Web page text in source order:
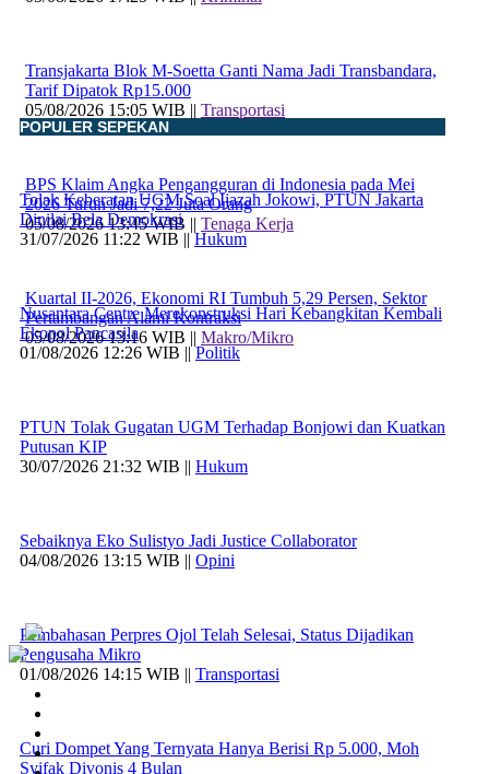
Transjakarta Blok M-Soetta Ganti Nama Jadi Transbandara,
Tarif Dipatok Rp15.000
05/08/2026 15:05 WIB || Transportasi
BPS Klaim Angka Pengangguran di Indonesia pada Mei
2026 Turun Jadi 7,22 Juta Orang
05/08/2026 13:45 WIB || Tenaga Kerja
Kuartal II-2026, Ekonomi RI Tumbuh 5,29 Persen, Sektor
Pertambangan Alami Kontraksi
05/08/2026 13:16 WIB || Makro/Mikro
POPULER SEPEKAN
Tolak Keberatan UGM Soal Ijazah Jokowi, PTUN Jakarta
Dinilai Bela Demokrasi
31/07/2026 11:22 WIB ||Hukum
Nusantara Centre Merekonstruksi Hari Kebangkitan Kembali
Ekopol Pancasila
01/08/2026 12:26 WIB ||Politik
PTUN Tolak Gugatan UGM Terhadap Bonjowi dan Kuatkan
Putusan KIP
30/07/2026 21:32 WIB || Hukum
Sebaiknya Eko Sulistyo Jadi Justice Collaborator
04/08/2026 13:15 WIB || Opini
Pembahasan Perpres Ojol Telah Selesai, Status Dijadikan
Pengusaha Mikro
01/08/2026 14:15 WIB || Transportasi
Curi Dompet Yang Ternyata Hanya Berisi Rp 5.000, Moh
Syifak Divonis 4 Bulan